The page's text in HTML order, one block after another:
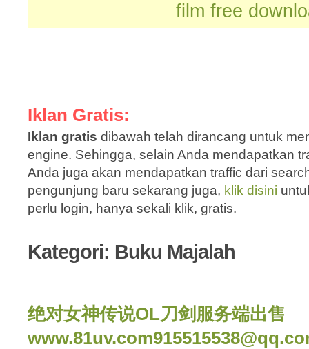
film free
Iklan Gratis:
Iklan gratis dibawah telah dirancang untuk
engine. Sehingga, selain Anda mendapatkan
Anda juga akan mendapatkan traffic dari
pengunjung baru sekarang juga, klik disini
perlu login, hanya sekali klik, gratis.
Kategori: Buku Majalah
绝对女神传说OL刀剑服务端出售